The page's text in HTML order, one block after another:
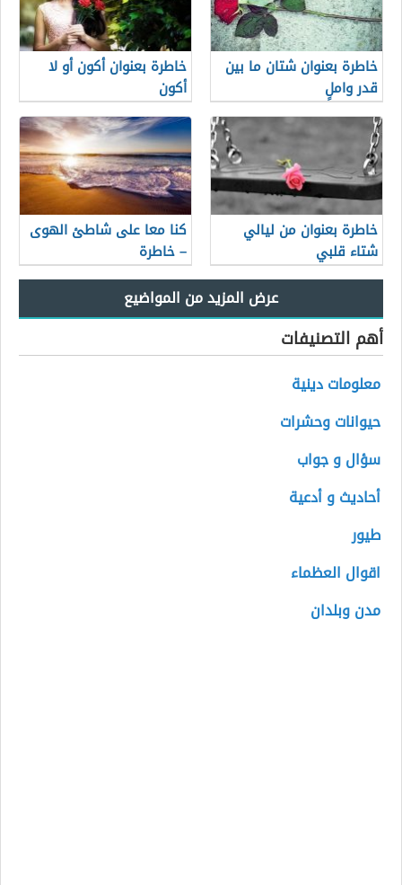
خاطرة بعنوان شتان ما بين
قدر واملٍ
خاطرة بعنوان أكون أو لا
أكون
خاطرة بعنوان من ليالي
شتاء قلبي
كنا معا على شاطئ الهوى
– خاطرة
أهم التصنيفات
معلومات دينية
حيوانات وحشرات
سؤال و جواب
أحاديث و أدعية
طيور
اقوال العظماء
مدن وبلدان